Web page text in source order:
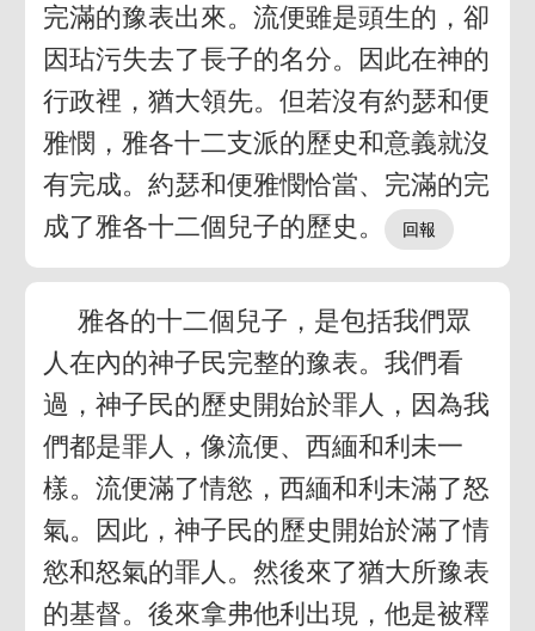
完滿的豫表出來。流便雖是頭生的，卻
因玷污失去了長子的名分。因此在神的
行政裡，猶大領先。但若沒有約瑟和便
雅憫，雅各十二支派的歷史和意義就沒
有完成。約瑟和便雅憫恰當、完滿的完
成了雅各十二個兒子的歷史。
雅各的十二個兒子，是包括我們眾
人在內的神子民完整的豫表。我們看
過，神子民的歷史開始於罪人，因為我
們都是罪人，像流便、西緬和利未一
樣。流便滿了情慾，西緬和利未滿了怒
氣。因此，神子民的歷史開始於滿了情
慾和怒氣的罪人。然後來了猶大所豫表
的基督。後來拿弗他利出現，他是被釋